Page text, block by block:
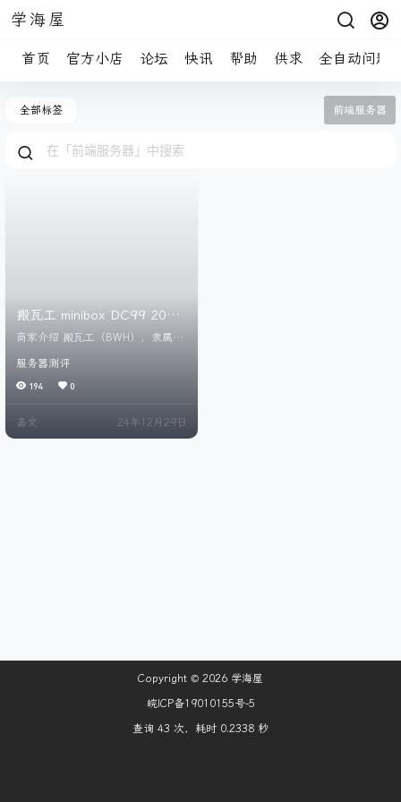
学海屋
首页 官方小店 论坛 快讯 帮助 供求 全自动问题
全部标签 前端服务器
搬瓦工 minibox DC99 2025
年测评
商家介绍 搬瓦工（BWH），隶属于
年的全球领先VPS服务商。BWH凭
借其高性价比、卓越的稳定性以及
建站的首选方案。BWH目前拥有二
十多个机房，包括中国香港、美国
洛杉矶、日本东京、日本大阪、澳
服务器测评
194 0
嘉文 24年12月29日
Copyright © 2026 学海屋
皖ICP备19010155号-5
查询 43 次，耗时 0.2338 秒